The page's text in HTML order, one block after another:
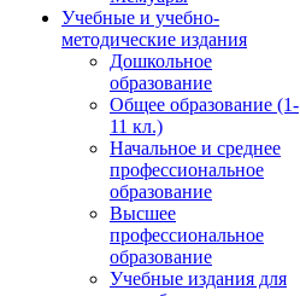
Учебные и учебно-
методические издания
Дошкольное
образование
Общее образование (1-
11 кл.)
Начальное и среднее
профессиональное
образование
Высшее
профессиональное
образование
Учебные издания для